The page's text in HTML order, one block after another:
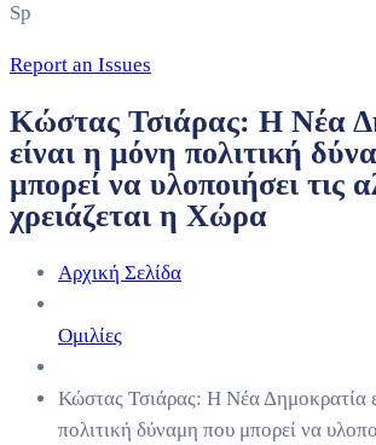
Sp
Report an Issues
Κώστας Τσιάρας: Η Νέα
είναι η μόνη πολιτική
μπορεί να υλοποιήσει τις
χρειάζεται η Χώρα
Αρχική Σελίδα
Ομιλίες
Κώστας Τσιάρας: Η Νέα Δημοκρατία
πολιτική δύναμη που μπορεί να